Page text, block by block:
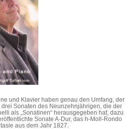
und Klavier haben genau den Umfang, der
Sonaten des Neunzehnjährigen, die der
als „Sonatinen“ herausgegeben hat, dazu
Sonate A-Dur, das h-Moll-Rondo
aus dem Jahr 1827.